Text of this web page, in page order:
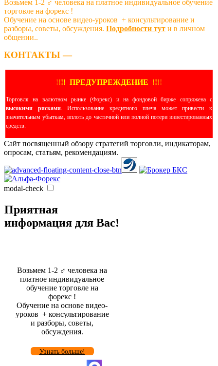
Возьмем 1-2 ‍♂️ человека на платное индивидуальное обучение
торговле на форекс !
Обучение на основе видео-уроков ️ + консультирование и
разборы, советы, обсуждения. Подробности тут и в личном
общении..
КОНТАКТЫ —
!!!! ПРЕДУПРЕЖДЕНИЕ !!!!
Торговля на валютном рынке (Форекс) и на фондовой бирже сопряжена с
высокими рисками. Использование кредитного плеча может привести к
значительным убыткам, вплоть до частичной или полной потери инвестированных
средств.
Сайт посвященный обзору стратегий торговли, индикаторам,
опросам, статьям, рекомендациям.
modal-check
Приятная
информация для Вас!
Возьмем 1-2 ‍♂️ человека на
платное индивидуальное
обучение торговле на
форекс !
Обучение на основе видео-
уроков ️ + консультирование
и разборы, советы,
обсуждения.
Узнать больше!